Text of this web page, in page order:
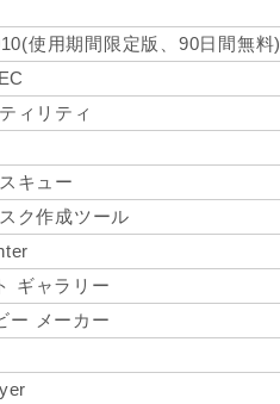
使用期間限定版、90日間無料)
ィリティ
キュー
ク作成ツール
ギャラリー
ー メーカー